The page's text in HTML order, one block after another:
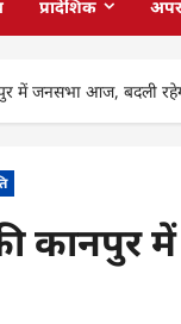
प्रादेशिक
में जनसभा आज, बदली
कानपुर